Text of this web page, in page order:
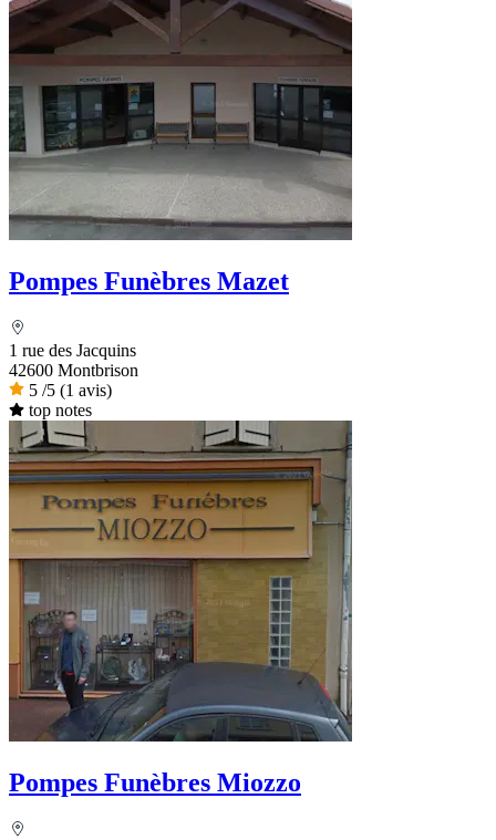
Pompes Funèbres Mazet
1 rue des Jacquins
42600 Montbrison
5 /5 (1 avis)
top notes
Pompes Funèbres Miozzo